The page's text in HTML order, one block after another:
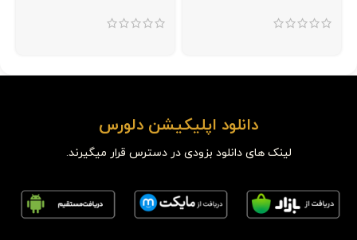
دانلود اپلیکیشن دلورس
لینک های دانلود بزودی در دسترس قرار میگیرند.